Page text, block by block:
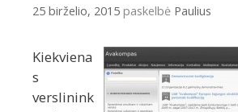
25 birželio, 2015 paskelbė Paulius
Kiekviena
s
verslinink